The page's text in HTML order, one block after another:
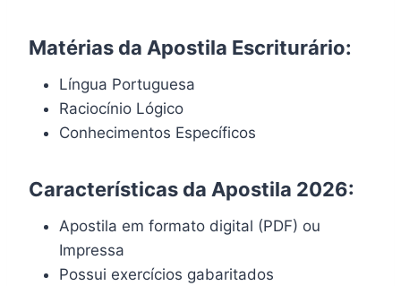
Matérias da Apostila Escriturário:
Língua Portuguesa
Raciocínio Lógico
Conhecimentos Específicos
Características da Apostila 2026:
Apostila em formato digital (PDF) ou
Impressa
Possui exercícios gabaritados